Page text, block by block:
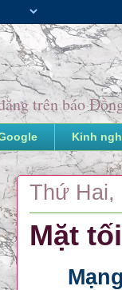
trên báo
Kinh
Thứ Hai,
Mặt